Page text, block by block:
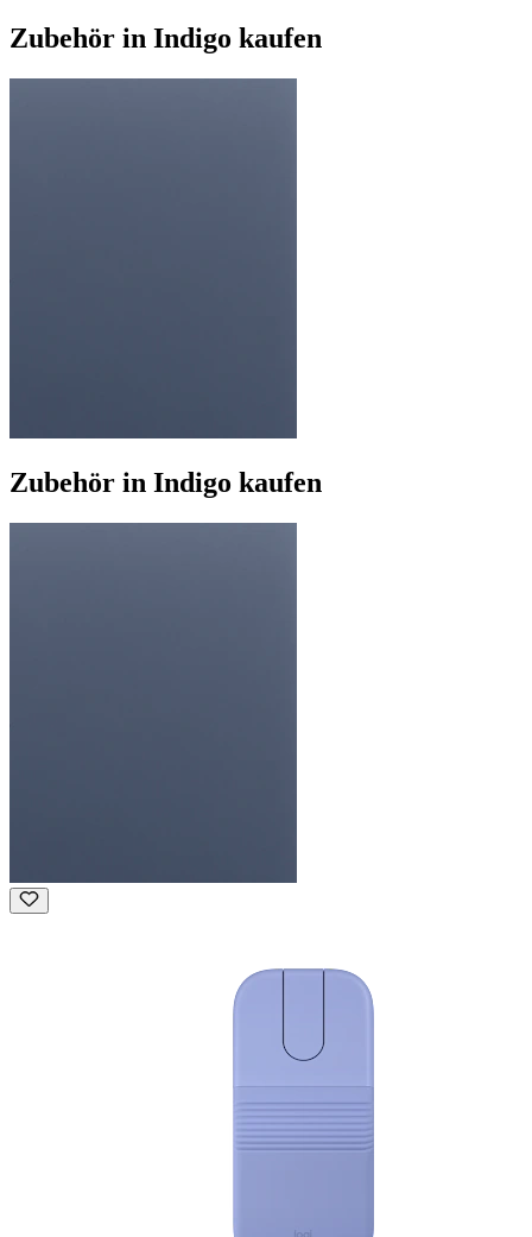
Zubehör in Indigo kaufen
Zubehör in Indigo kaufen